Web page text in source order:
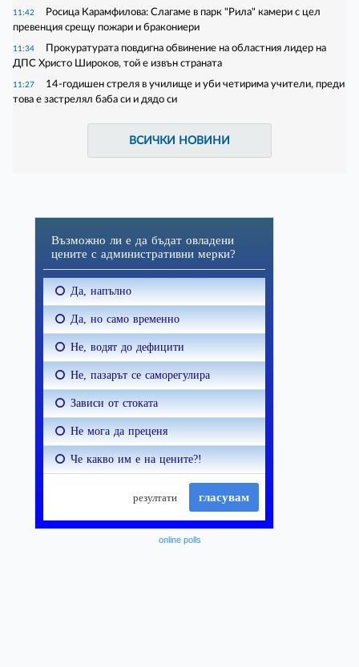
11:42
Росица Карамфилова: Слагаме в парк "Рила" камери с цел
превенция срещу пожари и бракониери
11:34
Прокуратурата повдигна обвинение на областния лидер на
ДПС Христо Широков, той е извън страната
11:27
14-годишен стреля в училище и уби четирима учители, преди
това е застрелял баба си и дядо си
ВСИЧКИ НОВИНИ
online polls